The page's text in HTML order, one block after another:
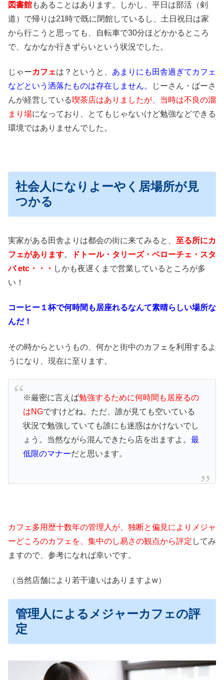
図書館もあることはあります。しかし、平日は部活（剣
道）で帰りは21時で既に閉館しているし、土日祝日は家
から行こうと思っても、自転車で30分ほどかかるところ
で、なかなか行きずらいという状況でした。
じゃーカフェは？というと、 あまりにも田舎過ぎてカフェ
などという洒落たものは存在しません。
じーさん・ばーさ
んが経営している喫茶店はありましたが、当時は不良の溜
まり場になっており、とてもじゃないけど勉強などできる
環境ではありませんでした。
社会人になりよーやく居場所が見
つかる
実家がある田舎よりは都会の街に来てみると、 至る所にカ
フェがあります。
ドトール・タリーズ・ベローチェ・スタ
バ etc・・・ しかも夜遅くまで営業しているところが多
い！
コーヒー１杯で何時間も居座れるなんて素晴らしい場所な
んだ！
その時からというもの、何かと街中のカフェを利用するよ
うになり、現在に至ります。
※厳密に言えば勉強するために何時間も居座るの
はNGですけどね。ただ、誰が見ても空いている
状況で勉強していても誰にも迷惑はかけないでし
ょう。当然ながら混んできたら店を出ますよ。 最
低限のマナーだと思います。
カフェ多用歴十数年の管理人が、独断と偏見によりメジャ
ーどころのカフェを、集中のし易さの観点から評定 してみ
ますので、参考になれば幸いです。
（当然店舗により若干違いはありますよw）
管理人によるメジャーカフェの評
定